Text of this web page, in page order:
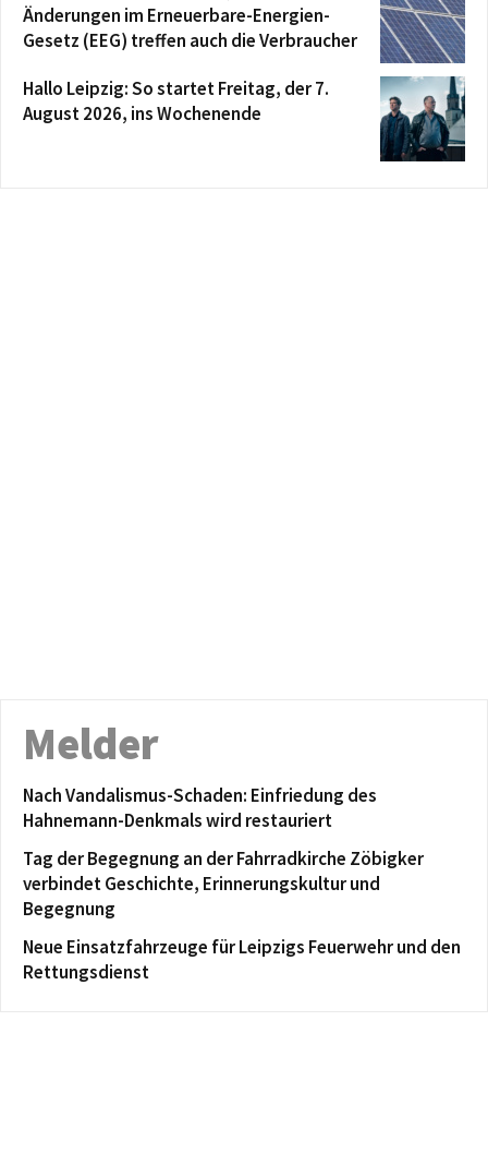
Änderungen im Erneuerbare-Energien-
Gesetz (EEG) treffen auch die Verbraucher
Hallo Leipzig: So startet Freitag, der 7.
August 2026, ins Wochenende
Melder
Nach Vandalismus-Schaden: Einfriedung des
Hahnemann-Denkmals wird restauriert
Tag der Begegnung an der Fahrradkirche Zöbigker
verbindet Geschichte, Erinnerungskultur und
Begegnung
Neue Einsatzfahrzeuge für Leipzigs Feuerwehr und den
Rettungsdienst